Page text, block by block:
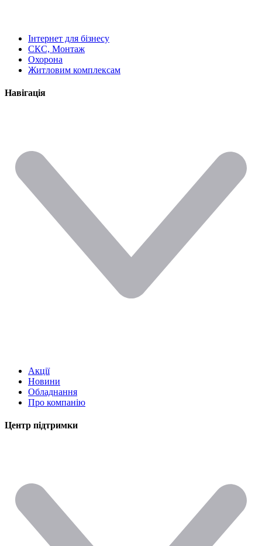
Інтернет для бізнесу
СКС, Монтаж
Охорона
Житловим комплексам
Навігація
Акції
Новини
Обладнання
Про компанію
Центр підтримки